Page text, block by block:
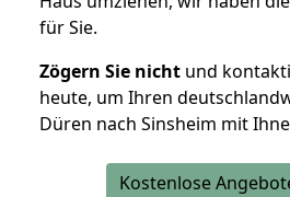
für Sie.
Zögern Sie nicht und
heute, um Ihren
Düren nach Sinsheim mit
Kostenlose